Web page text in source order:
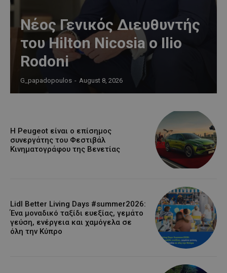
Νέος Γενικός Διευθυντής
του Hilton Nicosia ο Ilio
Rodoni
G_papadopoulos - August 8, 2026
Η Peugeot είναι ο επίσημος
συνεργάτης του Φεστιβάλ
Κινηματογράφου της Βενετίας
Lidl Better Living Days #summer2026:
Ένα μοναδικό ταξίδι ευεξίας, γεμάτο
γεύση, ενέργεια και χαμόγελα σε
όλη την Κύπρο